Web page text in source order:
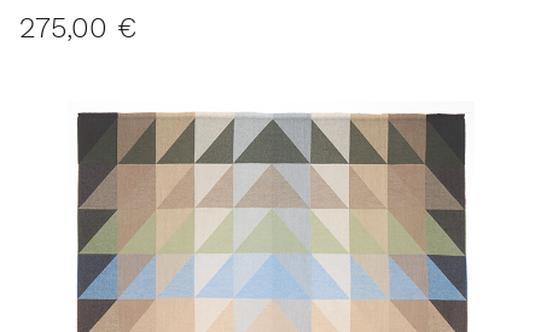
275,00 €